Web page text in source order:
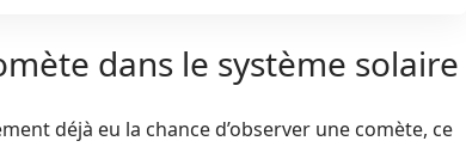
dans le système solaire
déjà eu la chance d’observer une comète, ce